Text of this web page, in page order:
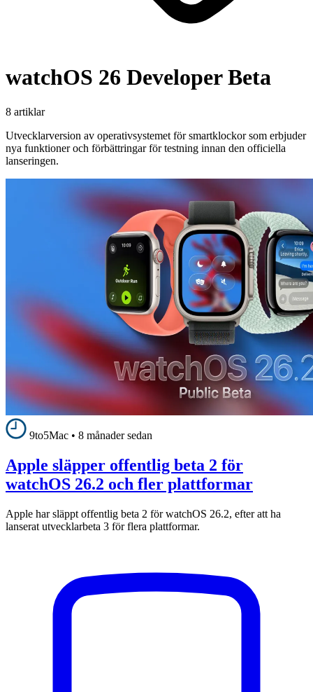
watchOS 26 Developer Beta
8 artiklar
Utvecklarversion av operativsystemet för smartklockor som erbjuder
nya funktioner och förbättringar för testning innan den officiella
lanseringen.
9to5Mac • 8 månader sedan
Apple släpper offentlig beta 2 för
watchOS 26.2 och fler plattformar
Apple har släppt offentlig beta 2 för watchOS 26.2, efter att ha
lanserat utvecklarbeta 3 för flera plattformar.